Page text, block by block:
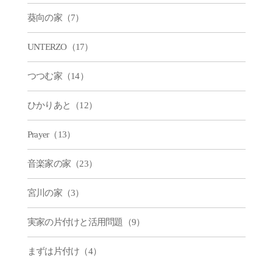
葵向の家（7）
UNTERZO（17）
つつむ家（14）
ひかりあと（12）
Prayer（13）
音楽家の家（23）
宮川の家（3）
実家の片付けと活用問題（9）
まずは片付け（4）